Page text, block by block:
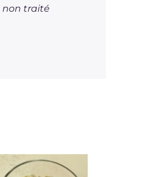
non traité